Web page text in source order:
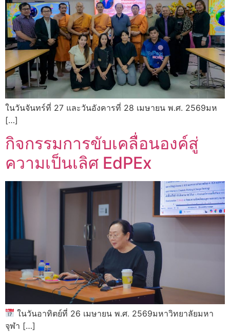
ในวันจันทร์ที่ 27 และวันอังคารที่ 28 เมษายน พ.ศ. 2569มห
[…]
กิจกรรมการขับเคลื่อนองค์สู่
ความเป็นเลิศ EdPEx
ในวันอาทิตย์ที่ 26 เมษายน พ.ศ. 2569มหาวิทยาลัยมหา
จุฬา […]